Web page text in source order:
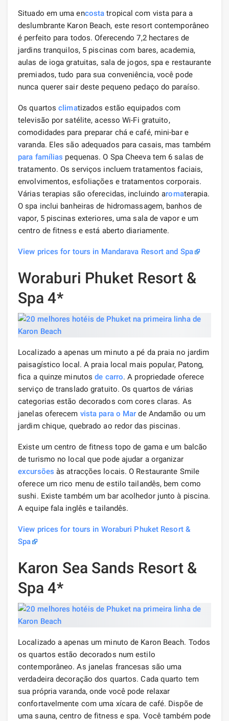
Situado em uma encosta tropical com vista para a
deslumbrante Karon Beach, este resort contemporâneo
é perfeito para todos. Oferecendo 7,2 hectares de
jardins tranquilos, 5 piscinas com bares, academia,
aulas de ioga gratuitas, sala de jogos, spa e restaurante
premiados, tudo para sua conveniência, você pode
nunca querer sair deste pequeno pedaço do paraíso.
Os quartosclimatizados estão equipados com
televisão por satélite, acesso Wi-Fi gratuito,
comodidades para preparar chá e café, mini-bar e
varanda. Eles são adequados para casais, mas também
para famílias pequenas. O Spa Cheeva tem 6 salas de
tratamento. Os serviços incluem tratamentos faciais,
envolvimentos, esfoliações e tratamentos corporais.
Várias terapias são oferecidas, incluindo aromaterapia.
O spa inclui banheiras de hidromassagem, banhos de
vapor, 5 piscinas exteriores, uma sala de vapor e um
centro de fitness e está aberto diariamente.
View prices for tours in Mandarava Resort and Spa
Woraburi Phuket Resort &
Spa 4*
Localizado a apenas um minuto a pé da praia no jardim
paisagístico local. A praia local mais popular, Patong,
fica a quinze minutosde carro. A propriedade oferece
serviço de translado gratuito. Os quartos de várias
categorias estão decorados com cores claras. As
janelas oferecem vista para o Mar de Andamão ou um
jardim chique, quebrado ao redor das piscinas.
Existe um centro de fitness topo de gama e um balcão
de turismo no local que pode ajudar a organizar
excursões às atracções locais. O Restaurante Smile
oferece um rico menu de estilo tailandês, bem como
sushi. Existe também um bar acolhedor junto à piscina.
A equipe fala inglês e tailandês.
View prices for tours in Woraburi Phuket Resort &
Spa
Karon Sea Sands Resort &
Spa 4*
Localizado a apenas um minuto de Karon Beach. Todos
os quartos estão decorados num estilo
contemporâneo. As janelas francesas são uma
verdadeira decoração dos quartos. Cada quarto tem
sua própria varanda, onde você pode relaxar
confortavelmente com uma xícara de café. Dispõe de
uma sauna, centro de fitness e spa. Você também pode